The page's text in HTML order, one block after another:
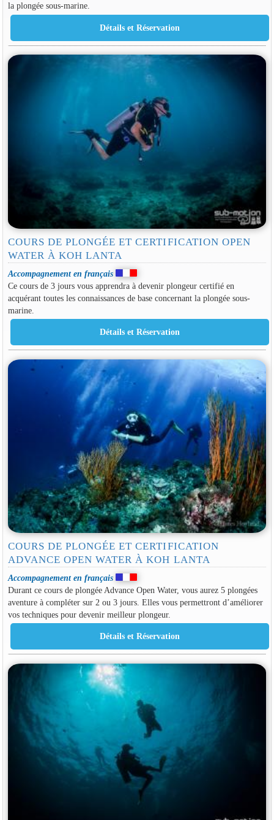
la plongée sous-marine.
COURS DE PLONGÉE ET CERTIFICATION OPEN
WATER À KOH LANTA
Accompagnement en français
Ce cours de 3 jours vous apprendra à devenir plongeur certifié en
acquérant toutes les connaissances de base concernant la plongée sous-
marine.
COURS DE PLONGÉE ET CERTIFICATION
ADVANCE OPEN WATER À KOH LANTA
Accompagnement en français
Durant ce cours de plongée Advance Open Water, vous aurez 5 plongées
aventure à compléter sur 2 ou 3 jours. Elles vous permettront d’améliorer
vos techniques pour devenir meilleur plongeur.